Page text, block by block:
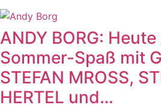
ANDY BORG:
Sommer-Spaß mit
STEFAN MROSS,
HERTEL und…